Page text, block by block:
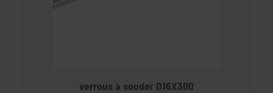
verrous à souder D16X300